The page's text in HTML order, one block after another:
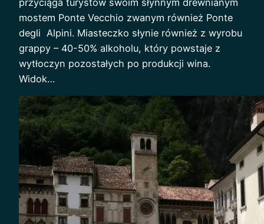
przyciąga turystów swoim słynnym drewnianym
mostem Ponte Vecchio zwanym również Ponte
degli Alpini. Miasteczko słynie również z wyrobu
grappy – 40-50% alkoholu, który powstaje z
wytłoczyn pozostałych po produkcji wina.
Widok…